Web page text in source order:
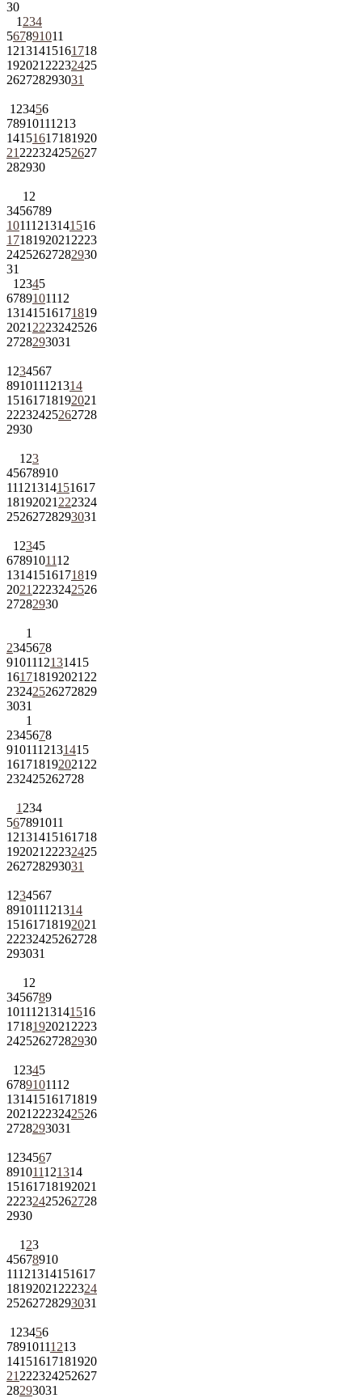
30
1 234
567891011
12131415161718
192021 22232425
262728293031
1 23456
78910111213
14151617181920
21 222324252627
282930
1 2
3456789
10111213141516
1718192021 2223
24252627282930
31
1 2345
6789101112
13141516171819
2021 2223242526
2728293031
1 234567
891011121314
15161718192021
22232425262728
2930
1 23
45678910
11121314151617
18192021 222324
25262728293031
1 2345
6789101112
13141516171819
2021 2223242526
27282930
1
2345678
9101112131415
161718192021 22
23242526272829
3031
1
2345678
9101112131415
161718192021 22
232425262728
1 234
567891011
12131415161718
192021 22232425
262728293031
1 234567
891011121314
15161718192021
22232425262728
293031
1 2
3456789
10111213141516
1718192021 2223
24252627282930
1 2345
6789101112
13141516171819
2021 2223242526
2728293031
1 234567
891011121314
15161718192021
22232425262728
2930
1 23
45678910
11121314151617
18192021 222324
25262728293031
1 23456
78910111213
14151617181920
21 222324252627
28293031